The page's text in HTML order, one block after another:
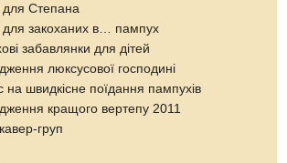
Степана
закоханих в… пампух
забавлянки для дітей
люксусової господині
на швидкісне поїдання пампухів
кращого вертепу 2011
груп